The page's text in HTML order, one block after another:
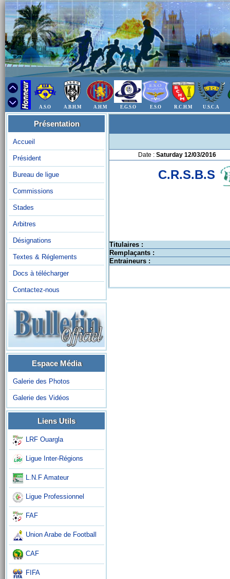
A.S.O A.B.H.M A.H.M E.G.S.O E.S.O R.C.H.M U.S.C.A
Présentation
Accueil
Président
Bureau de ligue
Commissions
Stades
Arbitres
Désignations
Textes & Réglements
Docs à télécharger
Contactez-nous
Espace Média
Galerie des Photos
Galerie des Vidéos
Liens Utils
LRF Ouargla
Ligue Inter-Régions
L.N.F Amateur
Ligue Professionnel
FAF
Union Arabe de Football
CAF
FIFA
Date : Saturday 12/03/2016
C.R.S.B.S
Titulaires :
Remplaçants :
Entraineurs :